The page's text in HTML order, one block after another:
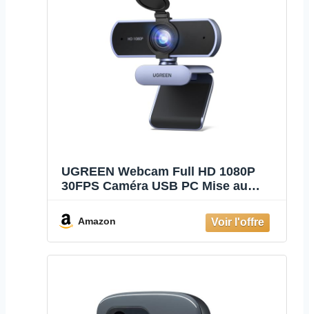
UGREEN Webcam Full HD 1080P
30FPS Caméra USB PC Mise au
Amazon